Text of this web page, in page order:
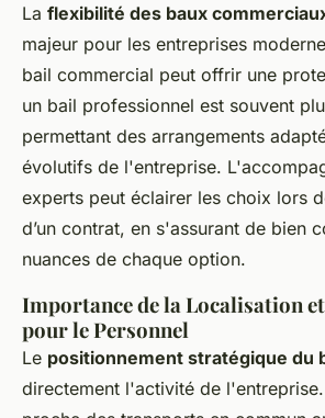
La flexibilité des baux
majeur pour les entreprises
bail commercial peut offrir une
un bail professionnel est souvent
permettant des arrangements
évolutifs de l'entreprise.
experts peut éclairer les choix lors
d’un contrat, en s'assurant de bien
nuances de chaque option.
Importance de la Localisation
pour le Personnel
Le positionnement stratégique du
directement l'activité de